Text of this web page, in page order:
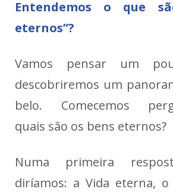
Entendemos o que
eternos”?
Vamos pensar um
descobriremos um
belo. Comecemos
quais são os bens eternos?
Numa primeira
diríamos: a Vida eterna,